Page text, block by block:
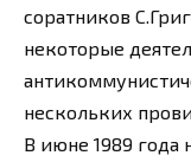
соратников
некоторые
нескольких
В июне 1989 года